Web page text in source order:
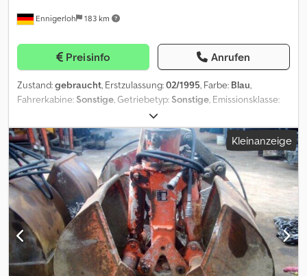
einer der größten Nutzfahrzeughändler in Deutschland. Irrtümer
Weitere Informationen = Verwendungszweck: Bauwesen
Leergewicht: 336 kg Wenden Sie sich an Marius Herden, um
Ennigerloh 183 km
Preisinfo Anrufen
Zustand:gebraucht, Erstzulassung:02/1995, Farbe: Blau,
Fahrerkabine:Sonstige, Getriebetyp:Sonstige, Emissionsklasse:
, Ansprechpartner Verkauf: Frank Rau /
Russian / English / German - Bachar Ibrahim / Arabic / English /
German - Zulassungsservice, HU/SP/UVV, Überführung zum Hafen
Grundfarbe: blau Extras in der Ausstattung Dkodpfx Asxyia Rscrjr
Preis auf Anfrage (Mobile), Video Aufbautyp: Atlas Hacken Typ 202
bar knickarm Irrtümer vorbehalten.
Kleinanzeige